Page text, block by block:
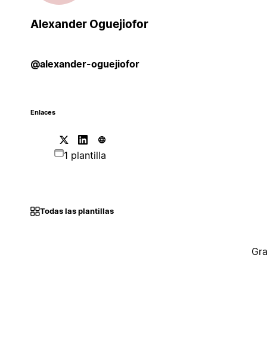
Alexander Oguejiofor
@alexander-oguejiofor
Enlaces
1 plantilla
Todas las plantillas